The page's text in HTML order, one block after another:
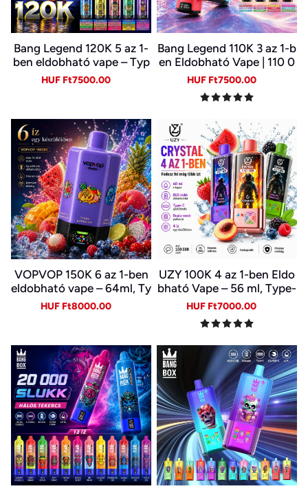
Bang Legend 120K 5 az 1-
ben eldobható vape – Typ
e-C, LED kijelző
Sale
HUF Ft7500.00
Bang Legend 110K 3 az 1-b
en Eldobható Vape | 110 0
00 Slukk | 3 Íz Egy Készülé
kben | Digitális Kijelző | Ty
pe-C
Sale
HUF Ft7500.00
VOPVOP 150K 6 az 1-ben
eldobható vape – 64ml, Ty
pe-C, LED kijelző
Sale
HUF Ft8000.00
UZY 100K 4 az 1-ben Eldo
bható Vape – 56 ml, Type-
C, LED kijelző | 4 Íz Egy Ké
szülékben
Sale
HUF Ft7000.00